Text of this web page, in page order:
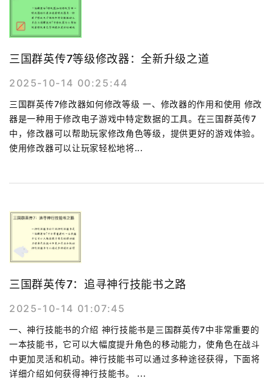
三国群英传7等级修改器：全新升级之道
2025-10-14 00:25:44
三国群英传7修改器如何修改等级 一、修改器的作用和使用 修改
器是一种用于修改电子游戏中特定数据的工具。在三国群英传7
中，修改器可以帮助玩家修改角色等级，提供更好的游戏体验。
使用修改器可以让玩家轻松地将...
三国群英传7：追寻神行技能书之路
2025-10-14 01:07:45
一、神行技能书的介绍 神行技能书是三国群英传7中非常重要的
一本技能书，它可以大幅度提升角色的移动能力，使角色在战斗
中更加灵活和机动。神行技能书可以通过多种途径获得，下面将
详细介绍如何获得神行技能书。 ...